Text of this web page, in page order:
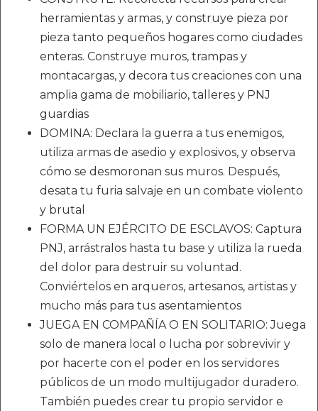
herramientas y armas, y construye pieza por
pieza tanto pequeños hogares como ciudades
enteras. Construye muros, trampas y
montacargas, y decora tus creaciones con una
amplia gama de mobiliario, talleres y PNJ
guardias
DOMINA: Declara la guerra a tus enemigos,
utiliza armas de asedio y explosivos, y observa
cómo se desmoronan sus muros. Después,
desata tu furia salvaje en un combate violento
y brutal
FORMA UN EJÉRCITO DE ESCLAVOS: Captura
PNJ, arrástralos hasta tu base y utiliza la rueda
del dolor para destruir su voluntad.
Conviértelos en arqueros, artesanos, artistas y
mucho más para tus asentamientos
JUEGA EN COMPAÑÍA O EN SOLITARIO: Juega
solo de manera local o lucha por sobrevivir y
por hacerte con el poder en los servidores
públicos de un modo multijugador duradero.
También puedes crear tu propio servidor e